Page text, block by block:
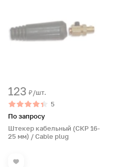
123 ₽/шт.
5
По запросу
Штекер кабельный (СКР 16-
25 мм) / Cable plug